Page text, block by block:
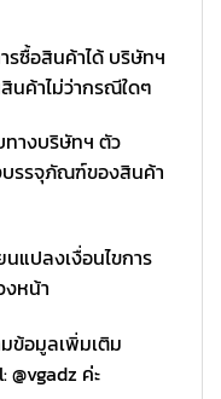
รซื้อสินค้าได้ บริษัทฯ
นค้าไม่ว่ากรณีใดๆ
างบริษัทฯ ตัว
รรจุภัณฑ์ของสินค้า
แปลงเงื่อนไขการ
งหน้า
ข้อมูลเพิ่มเติม
ค่ะ